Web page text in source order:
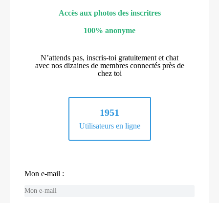
Accès aux photos des inscritres
100% anonyme
N’attends pas, inscris-toi gratuitement et chat
avec nos dizaines de membres connectés près de
chez toi
1951
Utilisateurs en ligne
Mon e-mail :